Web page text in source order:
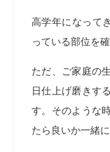
高学年になって
っている部位を
ただ、ご家庭の
日仕上げ磨きす
す。そのような
たら良いか一緒